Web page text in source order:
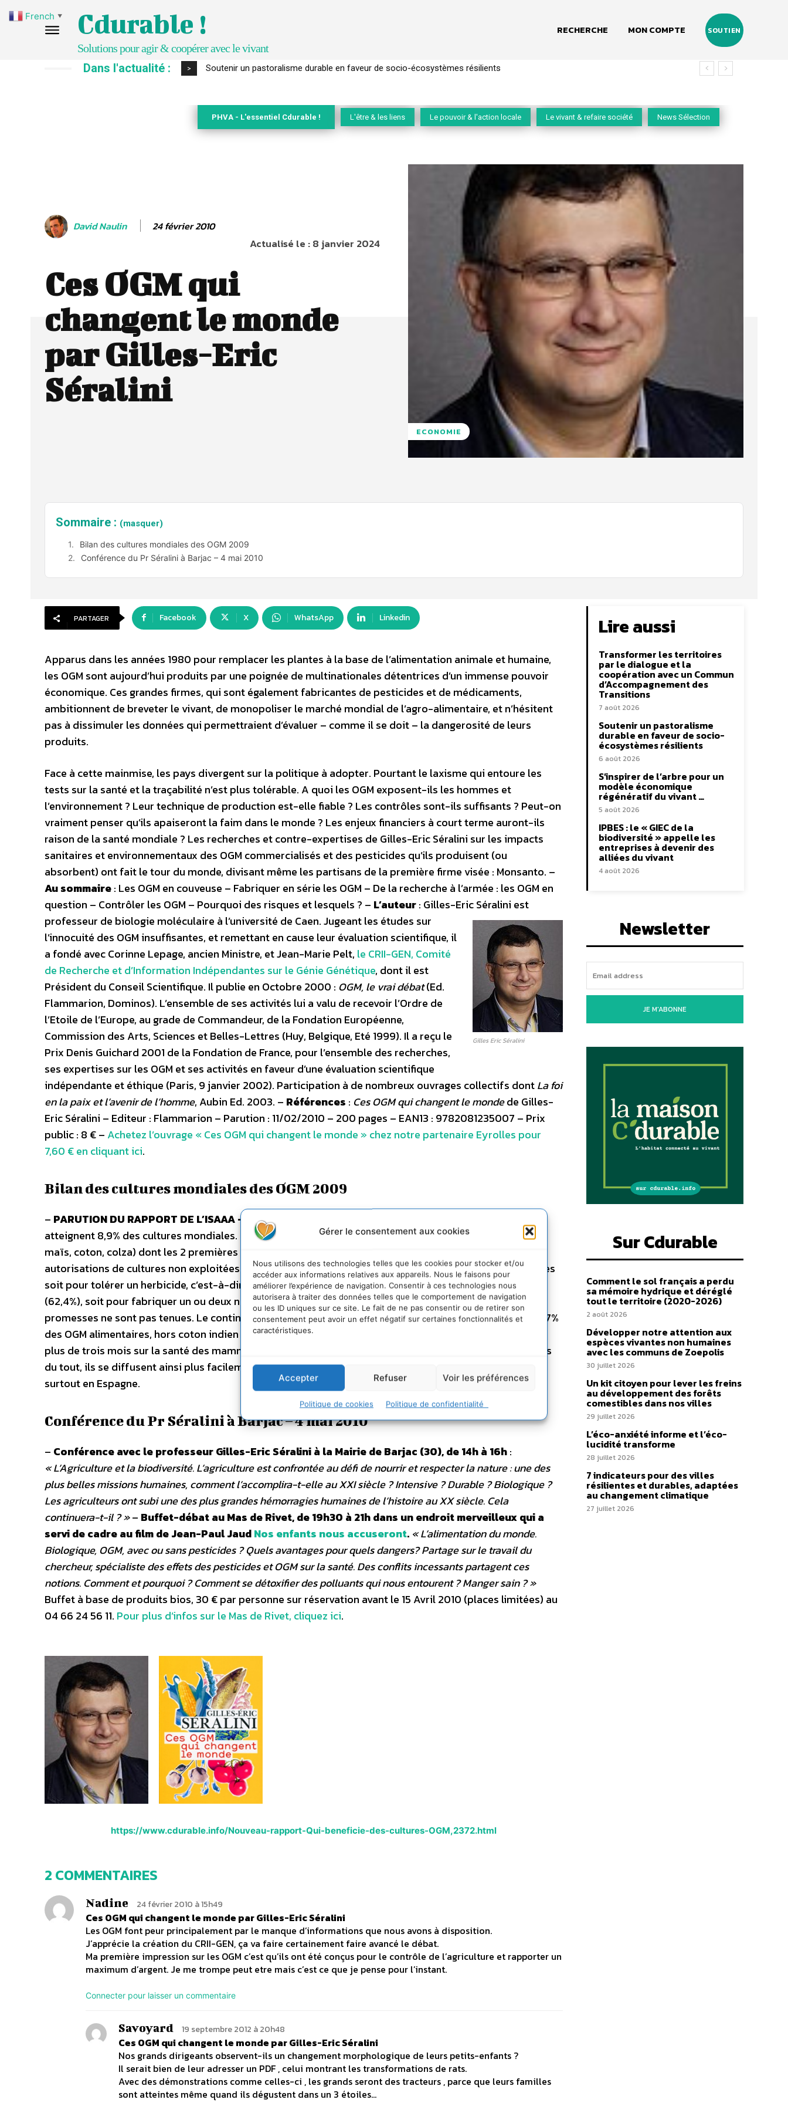
Gérer le consentement aux cookies
Nous utilisons des technologies telles que les cookies pour stocker et/ou
accéder aux informations relatives aux appareils. Nous le faisons pour
améliorer l’expérience de navigation. Consentir à ces technologies nous
autorisera à traiter des données telles que le comportement de navigation
ou les ID uniques sur ce site. Le fait de ne pas consentir ou de retirer son
consentement peut avoir un effet négatif sur certaines fonctionnalités et
caractéristiques.
Accepter Refuser Voir les préférences
Politique de cookies Politique de confidentialité
Cdurable !
Solutions pour agir & coopérer avec le vivant
RECHERCHE MON COMPTE SOUTIEN
Dans l'actualité : > S’inspirer de l’arbre pour un modèle économique régénératif du vivant …
PHVA - L'essentiel Cdurable ! L'être & les liens Le pouvoir & l'action locale Le vivant & refaire société News Sélection
David Naulin 24 février 2010
Actualisé le :8 janvier 2024
Ces OGM qui
changent le monde
par Gilles-Eric
Séralini
ECONOMIE
Sommaire : (masquer)
Bilan des cultures mondiales des OGM 2009
Conférence du Pr Séralini à Barjac – 4 mai 2010
PARTAGER Facebook X WhatsApp Linkedin
Apparus dans les années 1980 pour remplacer les plantes à la base de l’alimentation animale et humaine,
les OGM sont aujourd’hui produits par une poignée de multinationales détentrices d’un immense pouvoir
économique. Ces grandes firmes, qui sont également fabricantes de pesticides et de médicaments,
ambitionnent de breveter le vivant, de monopoliser le marché mondial de l’agro-alimentaire, et n’hésitent
pas à dissimuler les données qui permettraient d’évaluer – comme il se doit – la dangerosité de leurs
produits.
Face à cette mainmise, les pays divergent sur la politique à adopter. Pourtant le laxisme qui entoure les
tests sur la santé et la traçabilité n’est plus tolérable. A quoi les OGM exposent-ils les hommes et
l’environnement ? Leur technique de production est-elle fiable ? Les contrôles sont-ils suffisants ? Peut-on
vraiment penser qu’ils apaiseront la faim dans le monde ? Les enjeux financiers à court terme auront-ils
raison de la santé mondiale ? Les recherches et contre-expertises de Gilles-Eric Séralini sur les impacts
sanitaires et environnementaux des OGM commercialisés et des pesticides qu’ils produisent (ou
absorbent) ont fait le tour du monde, divisant même les partisans de la première firme visée : Monsanto. –
Au sommaire: Les OGM en couveuse – Fabriquer en série les OGM – De la recherche à l’armée : les OGM en
question – Contrôler les OGM – Pourquoi des risques et lesquels ? – L’auteur: Gilles-Eric Séralini est
professeur de biologie moléculaire à l’université de Caen.
Gilles Eric Séralini
Jugeant les études sur
l’innocuité des OGM insuffisantes, et remettant en cause leur évaluation scientifique, il
a fondé avec Corinne Lepage, ancien Ministre, et Jean-Marie Pelt, le CRII-GEN, Comité
de Recherche et d’Information Indépendantes sur le Génie Génétique, dont il est
Président du Conseil Scientifique. Il publie en Octobre 2000 : OGM, le vrai débat(Ed.
Flammarion, Dominos). L’ensemble de ses activités lui a valu de recevoir l’Ordre de
l’Etoile de l’Europe, au grade de Commandeur, de la Fondation Européenne,
Commission des Arts, Sciences et Belles-Lettres (Huy, Belgique, Eté 1999). Il a reçu le
Prix Denis Guichard 2001 de la Fondation de France, pour l’ensemble des recherches,
ses expertises sur les OGM et ses activités en faveur d’une évaluation scientifique
indépendante et éthique (Paris, 9 janvier 2002). Participation à de nombreux ouvrages collectifs dontLa foi
en la paix et l’avenir de l’homme, Aubin Ed. 2003. – Références : Ces OGM qui changent le mondede Gilles-
Eric Séralini – Editeur : Flammarion – Parution : 11/02/2010 – 200 pages – EAN13 : 9782081235007 – Prix
public : 8 € – Achetez l’ouvrage « Ces OGM qui changent le monde » chez notre partenaire Eyrolles pour
7,60 € en cliquant ici.
Bilan des cultures mondiales des OGM 2009
– PARUTION DU RAPPORT DE L’ISAAA – Février 2010
: Après 14 années de commercialisation, les OGM
atteignent 8,9% des cultures mondiales. Ces OGM sont toujours répartis seulement en 4 plantes (soja,
maïs, coton, colza) dont les 2 premières totalisent 83% de l’ensemble, malgré les nombreuses
autorisations de cultures non exploitées. Ces OGM sont pour la totalité des plantes à pesticides modifiées
soit pour tolérer un herbicide, c’est-à-dire absorber un désherbant comme le Roundup sans mourir
(62,4%), soit pour fabriquer un ou deux nouveaux insecticides (21,4%), ou les deux à la fois. Les autres
promesses ne sont pas tenues. Le continent américain regroupe 89% de toutes les surfaces d’OGM, ou 97%
des OGM alimentaires, hors coton indien et chinois. En Amérique, les OGM ne sont ni étiquetés, ni évalués
plus de trois mois sur la santé des mammifères avec analyses de sang avant autorisation, et souvent plus
du tout, ils se diffusent ainsi plus facilement. En Europe, au contraire, on trouve moins de 0,2% des OGM,
surtout en Espagne.
Conférence du Pr Séralini à Barjac – 4 mai 2010
– Conférence avec le professeur Gilles-Eric Séralini à la Mairie de Barjac (30), de 14h à 16h:
« L’Agriculture et la biodiversité. L’agriculture est confrontée au défi de nourrir et respecter la nature : une des
plus belles missions humaines, comment l’accomplira-t-elle au XXI siècle ? Intensive ? Durable ? Biologique ?
Les agriculteurs ont subi une des plus grandes hémorragies humaines de l’histoire au XX siècle. Cela
continuera-t-il ? »– Buffet-débat au Mas de Rivet, de 19h30 à 21h dans un endroit merveilleux qui a
servi de cadre au film de Jean-Paul JaudNos enfants nous accuseront. « L’alimentation du monde.
Biologique, OGM, avec ou sans pesticides ? Quels avantages pour quels dangers? Partage sur le travail du
chercheur, spécialiste des effets des pesticides et OGM sur la santé. Des conflits incessants partagent ces
notions. Comment et pourquoi ? Comment se détoxifier des polluants qui nous entourent ? Manger sain ? »
Buffet à base de produits bios, 30 € par personne sur réservation avant le 15 Avril 2010 (places limitées) au
04 66 24 56 11. Pour plus d’infos sur le Mas de Rivet, cliquez ici.
https://www.cdurable.info/Nouveau-rapport-Qui-beneficie-des-cultures-OGM,2372.html
2 COMMENTAIRES
Nadine 24 février 2010 à 15h49
Ces OGM qui changent le monde par Gilles-Eric Séralini
Les OGM font peur principalement par le manque d’informations que nous avons à disposition.
J’apprécie la création du CRII-GEN, ça va faire certainement faire avancé le débat.
Ma première impression sur les OGM c’est qu’ils ont été conçus pour le contrôle de l’agriculture et rapporter un
maximum d’argent. Je me trompe peut etre mais c’est ce que je pense pour l’instant.
Connecter pour laisser un commentaire
Savoyard 19 septembre 2012 à 20h48
Ces OGM qui changent le monde par Gilles-Eric Séralini
Nos grands dirigeants observent-ils un changement morphologique de leurs petits-enfants ?
Il serait bien de leur adresser un PDF , celui montrant les transformations de rats.
Avec des démonstrations comme celles-ci , les grands seront des tracteurs , parce que leurs familles
sont atteintes même quand ils dégustent dans un 3 étoiles…
Lire aussi
Transformer les territoires
par le dialogue et la
coopération avec un Commun
d’Accompagnement des
Transitions
7 août 2026
Soutenir un pastoralisme
durable en faveur de socio-
écosystèmes résilients
6 août 2026
S’inspirer de l’arbre pour un
modèle économique
régénératif du vivant …
5 août 2026
IPBES : le « GIEC de la
biodiversité » appelle les
entreprises à devenir des
alliées du vivant
4 août 2026
Newsletter
JE M'ABONNE
Sur Cdurable
Comment le sol français a perdu
sa mémoire hydrique et déréglé
tout le territoire (2020-2026)
2 août 2026
Développer notre attention aux
espèces vivantes non humaines
avec les communs de Zoepolis
30 juillet 2026
Un kit citoyen pour lever les freins
au développement des forêts
comestibles dans nos villes
29 juillet 2026
L’éco-anxiété informe et l’éco-
lucidité transforme
28 juillet 2026
7 indicateurs pour des villes
résilientes et durables, adaptées
au changement climatique
27 juillet 2026
French ▼